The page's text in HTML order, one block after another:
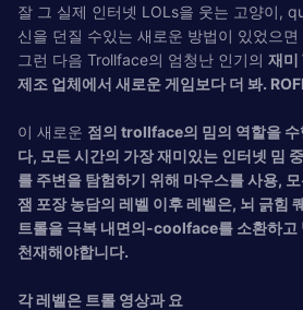
잘 그 실제 인터넷 LOLs을 웃는 고양이,
신을 던질 수있는 새로운 방법이 있었으면
그런 다음 Trollface의 엄청난 인기의 재미
제조 업체에서 새로운 게임보다 더 봐.
이 새로운 점의 trollface의 밈의 역할을
다, 모든 시간의 가장 재미있는 인터넷 밈
를 주변을 탐험하기 위해 마우스를 사용,
잼 포장 농담의 레벨 이후 레벨은, 뇌 ​​긁힘
트롤을 극복 내면의-coolface를 소환하고
천재해야합니다.
각 레벨은 트롤 영상과 요